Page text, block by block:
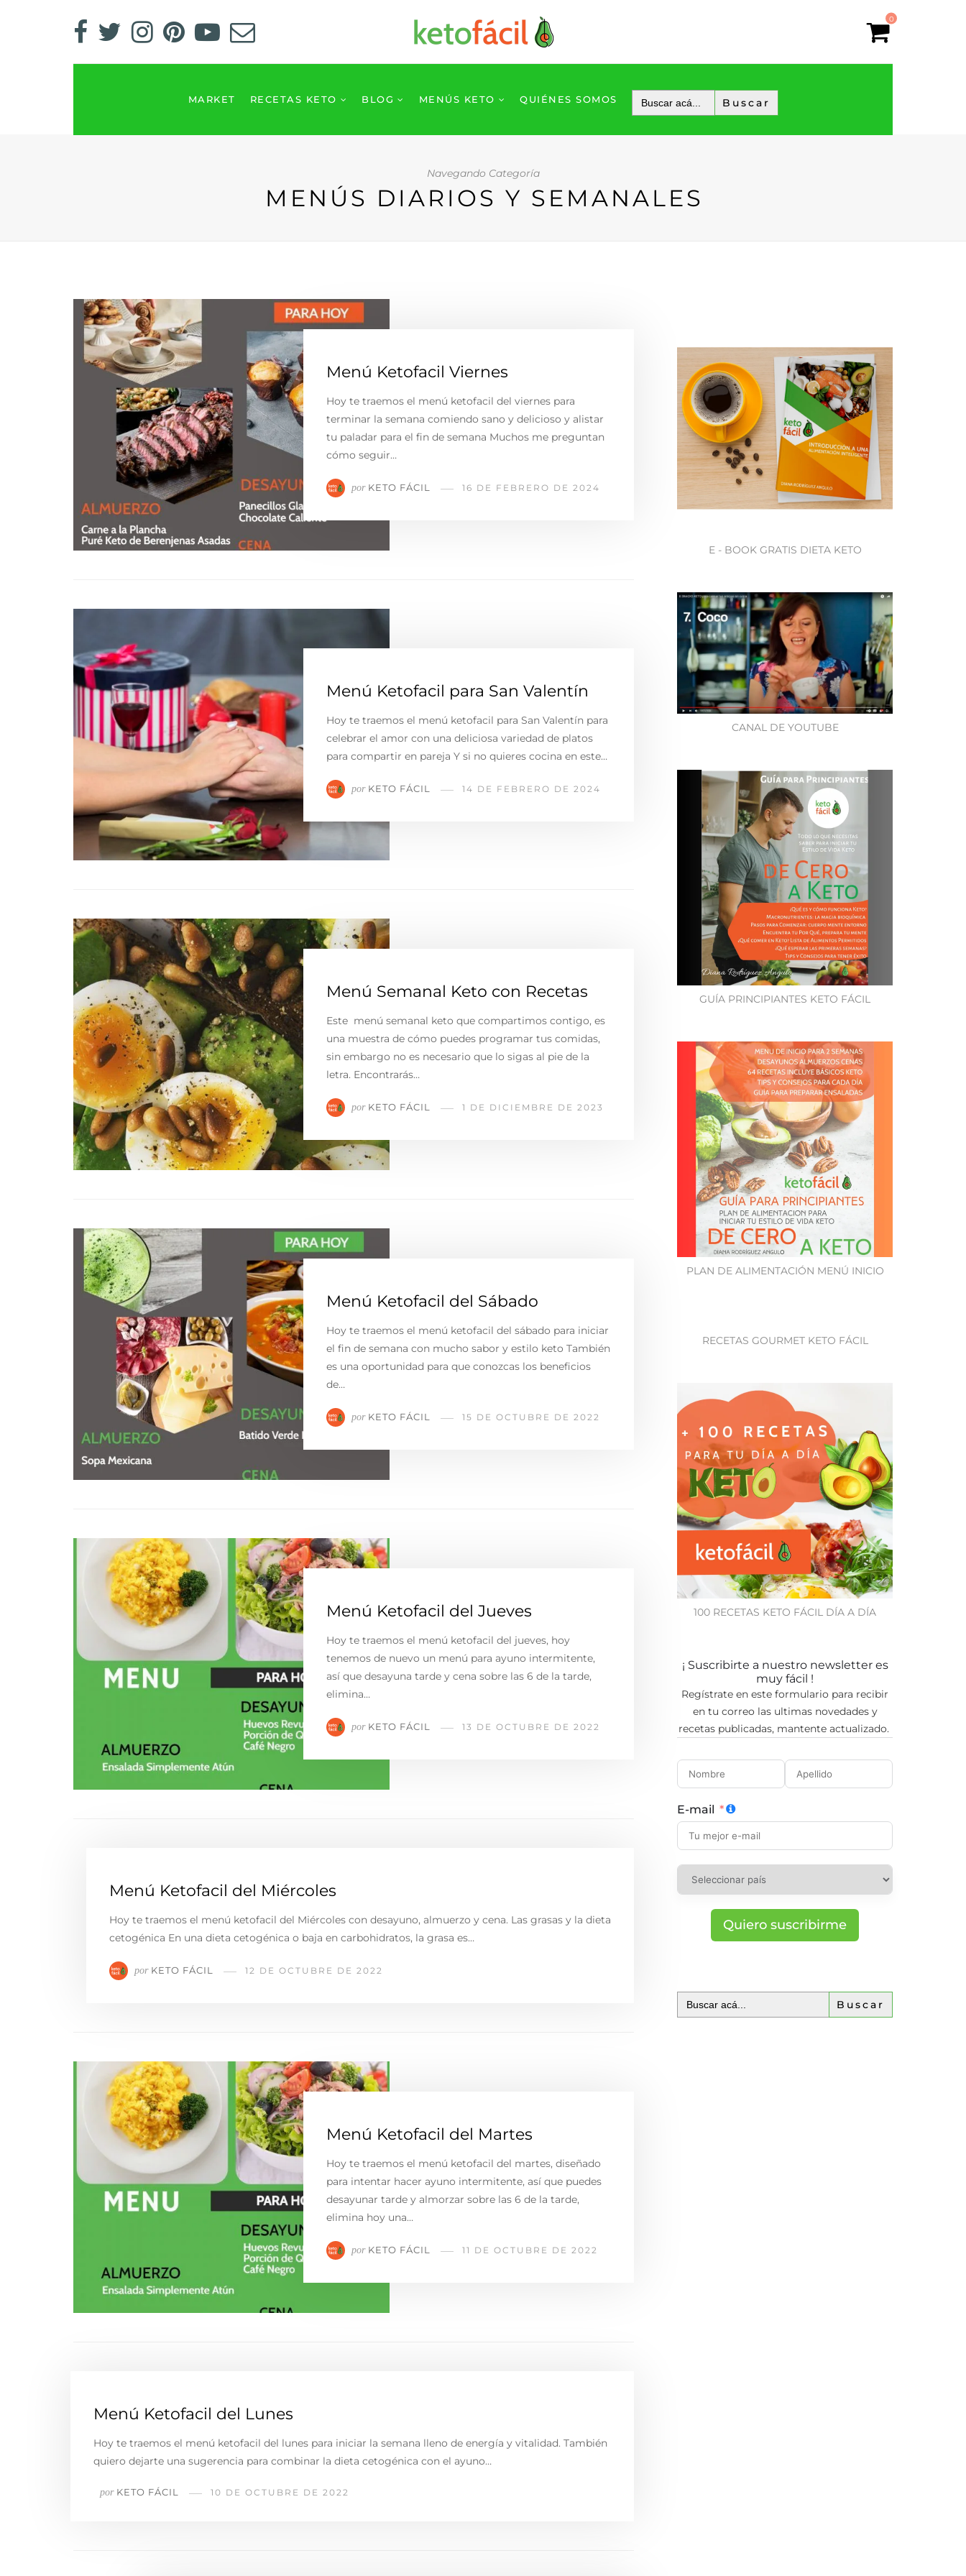
0
MARKET RECETAS KETO BLOG MENÚS KETO QUIÉNES SOMOS
Navegando Categoría
MENÚS DIARIOS Y SEMANALES
Menú Ketofacil Viernes
Hoy te traemos el menú ketofacil del viernes para
terminar la semana comiendo sano y delicioso y alistar
tu paladar para el fin de semana Muchos me preguntan
cómo seguir…
por KETO FÁCIL 16 DE FEBRERO DE 2024
Menú Ketofacil para San Valentín
Hoy te traemos el menú ketofacil para San Valentín para
celebrar el amor con una deliciosa variedad de platos
para compartir en pareja Y si no quieres cocina en este…
por KETO FÁCIL 14 DE FEBRERO DE 2024
Menú Semanal Keto con Recetas
Este menú semanal keto que compartimos contigo, es
una muestra de cómo puedes programar tus comidas,
sin embargo no es necesario que lo sigas al pie de la
letra. Encontrarás…
por KETO FÁCIL 1 DE DICIEMBRE DE 2023
Menú Ketofacil del Sábado
Hoy te traemos el menú ketofacil del sábado para iniciar
el fin de semana con mucho sabor y estilo keto También
es una oportunidad para que conozcas los beneficios
de…
por KETO FÁCIL 15 DE OCTUBRE DE 2022
Menú Ketofacil del Jueves
Hoy te traemos el menú ketofacil del jueves, hoy
tenemos de nuevo un menú para ayuno intermitente,
así que desayuna tarde y cena sobre las 6 de la tarde,
elimina…
por KETO FÁCIL 13 DE OCTUBRE DE 2022
Menú Ketofacil del Miércoles
Hoy te traemos el menú ketofacil del Miércoles con desayuno, almuerzo y cena. Las grasas y la dieta
cetogénica En una dieta cetogénica o baja en carbohidratos, la grasa es…
por KETO FÁCIL 12 DE OCTUBRE DE 2022
Menú Ketofacil del Martes
Hoy te traemos el menú ketofacil del martes, diseñado
para intentar hacer ayuno intermitente, así que puedes
desayunar tarde y almorzar sobre las 6 de la tarde,
elimina hoy una…
por KETO FÁCIL 11 DE OCTUBRE DE 2022
Menú Ketofacil del Lunes
Hoy te traemos el menú ketofacil del lunes para iniciar la semana lleno de energía y vitalidad. También
quiero dejarte una sugerencia para combinar la dieta cetogénica con el ayuno…
por KETO FÁCIL 10 DE OCTUBRE DE 2022
E - BOOK GRATIS DIETA KETO
CANAL DE YOUTUBE
GUÍA PRINCIPIANTES KETO FÁCIL
PLAN DE ALIMENTACIÓN MENÚ INICIO
RECETAS GOURMET KETO FÁCIL
100 RECETAS KETO FÁCIL DÍA A DÍA
¡ Suscribirte a nuestro newsletter es
muy fácil !
Regístrate en este formulario para recibir
en tu correo las ultimas novedades y
recetas publicadas, mantente actualizado.
E-mail
Quiero suscribirme
Buscar: